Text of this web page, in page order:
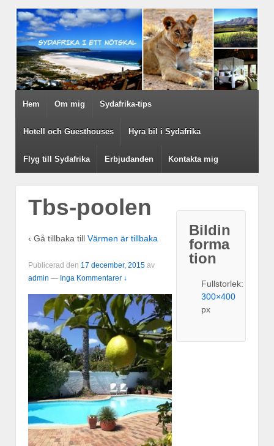
Hem Om mig Sydafrika-tips
Hotell och Guesthouses Hyra bil i Sydafrika
Flyg till Sydafrika Erbjudanden Kontakta mig
Tbs-poolen
‹ Gå tillbaka till Värmen är tillbaka
Publicerad den 17 december, 2015 av
admin — Inga Kommentarer ↓
Bildin
forma
tion
Fullstorlek:
300×400
px